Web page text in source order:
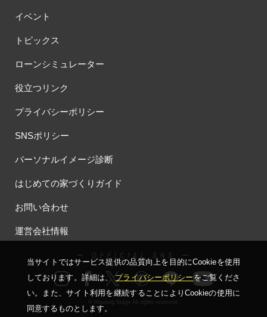
イベント
トピックス
ローンシミュレーター
役立つリンク
プライバシーポリシー
SNSポリシー
パーソナルイメージ診断
はじめての家づくりガイド
お問い合わせ
運営会社情報
ー OFFICIAL SNS ー
© Housing Stage All rights reserved.
当サイトではサービス提供の品質向上を⽬的にCookieを使⽤
しております。詳細は、プライバシーポリシーをご覧くださ
い。
また、サイト利⽤を継続することによりCookieの使⽤に
同意するものとします。